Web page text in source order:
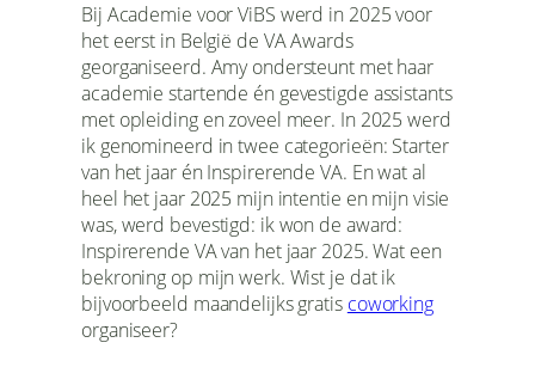
Bij Academie voor ViBS werd in 2025 voor
het eerst in België de VA Awards
georganiseerd. Amy ondersteunt met haar
academie startende én gevestigde assistants
met opleiding en zoveel meer. In 2025 werd
ik genomineerd in twee categorieën: Starter
van het jaar én Inspirerende VA. En wat al
heel het jaar 2025 mijn intentie en mijn visie
was, werd bevestigd: ik won de award:
Inspirerende VA van het jaar 2025. Wat een
bekroning op mijn werk. Wist je dat ik
bijvoorbeeld maandelijks gratis coworking
organiseer?